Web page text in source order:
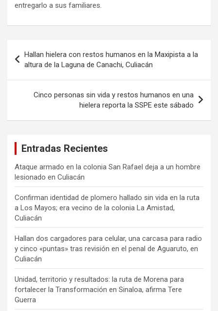
entregarlo a sus familiares.
de
entradas
Hallan hielera con restos humanos en la Maxipista a la
altura de la Laguna de Canachi, Culiacán
Cinco personas sin vida y restos humanos en una
hielera reporta la SSPE este sábado
Entradas Recientes
Ataque armado en la colonia San Rafael deja a un hombre
lesionado en Culiacán
Confirman identidad de plomero hallado sin vida en la ruta
a Los Mayos; era vecino de la colonia La Amistad,
Culiacán
Hallan dos cargadores para celular, una carcasa para radio
y cinco «puntas» tras revisión en el penal de Aguaruto, en
Culiacán
Unidad, territorio y resultados: la ruta de Morena para
fortalecer la Transformación en Sinaloa, afirma Tere
Guerra